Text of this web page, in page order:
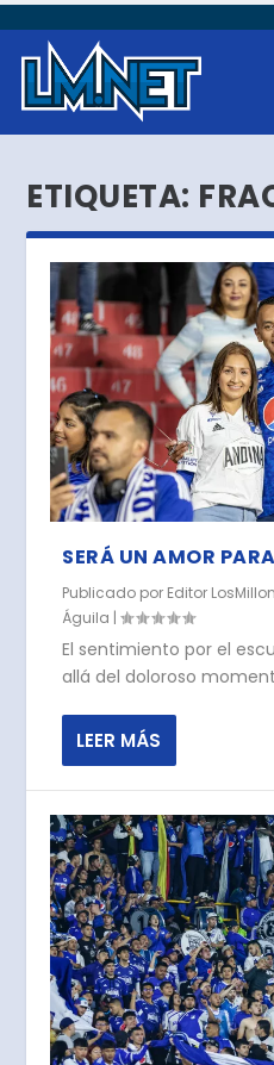
ETIQUETA:
SERÁ UN AMOR
Publicado por Editor
Águila |
El sentimiento por el
allá del doloroso
LEER MÁS